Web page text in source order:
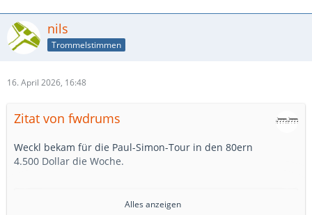
nils
Trommelstimmen
16. April 2026, 16:48
Zitat von fwdrums
Weckl bekam für die Paul-Simon-Tour in den 80ern
4.500 Dollar die Woche.
Alles anzeigen